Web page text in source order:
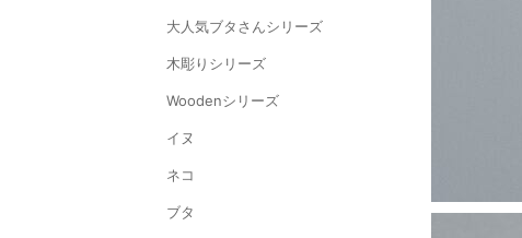
大人気ブタさんシリーズ
木彫りシリーズ
Woodenシリーズ
イヌ
ネコ
ブタ